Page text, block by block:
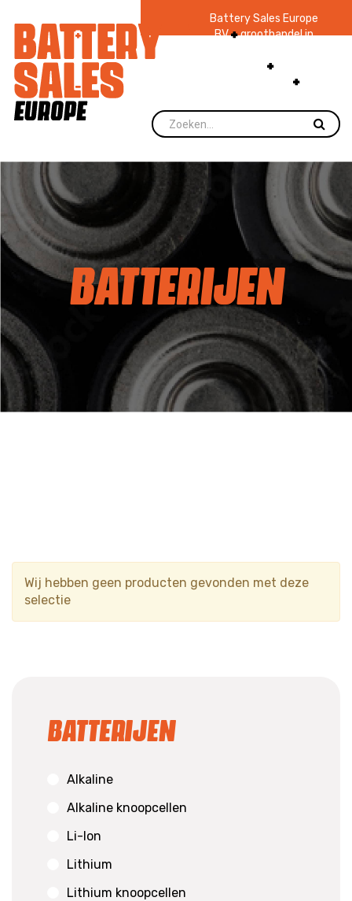
Battery Sales Europe
BV groothandel in
zaklampen Ruim 48
jaar ervaring
voorraad.
BATTERIJEN
Wij hebben geen producten gevonden met deze
selectie
Batterijen
Alkaline
Alkaline knoopcellen
Li-Ion
Lithium
Lithium knoopcellen